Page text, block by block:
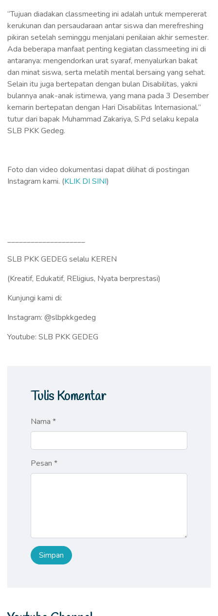
“Tujuan diadakan classmeeting ini adalah untuk mempererat
kerukunan dan persaudaraan antar siswa dan merefreshing
pikiran setelah seminggu menjalani penilaian akhir semester.
Ada beberapa manfaat penting kegiatan classmeeting ini di
antaranya: mengendorkan urat syaraf, menyalurkan bakat
dan minat siswa, serta melatih mental bersaing yang sehat.
Selain itu juga bertepatan dengan bulan Disabilitas, yakni
bulannya anak-anak istimewa, yang mana pada 3 Desember
kemarin bertepatan dengan Hari Disabilitas Internasional.”
tutur dari bapak Muhammad Zakariya, S.Pd selaku kepala
SLB PKK Gedeg.
Foto dan video dokumentasi dapat dilihat di postingan
Instagram kami. (KLIK DI SINI)
____________________
SLB PKK GEDEG selalu KEREN
(Kreatif, Edukatif, REligius, Nyata berprestasi)
Kunjungi kami di:
Instagram: @slbpkkgedeg
Youtube: SLB PKK GEDEG
Tulis Komentar
Nama *
Pesan *